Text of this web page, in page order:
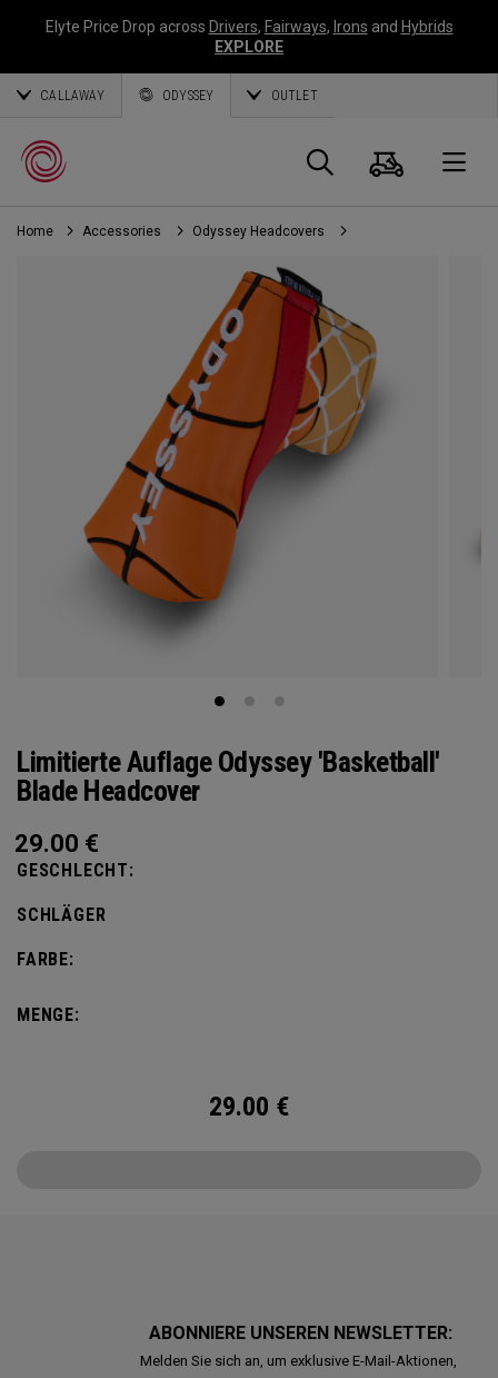
Elyte Price Drop across Drivers, Fairways, Irons and Hybrids
EXPLORE
CALLAWAY ODYSSEY OUTLET
Suche
Home Accessories Odyssey Headcovers
Limitierte Auflage Odyssey 'Basketball'
Blade Headcover
29.00 €
GESCHLECHT:
SCHLÄGER
FARBE:
MENGE:
29.00 €
ABONNIERE UNSEREN NEWSLETTER:
Melden Sie sich an, um exklusive E-Mail-Aktionen,